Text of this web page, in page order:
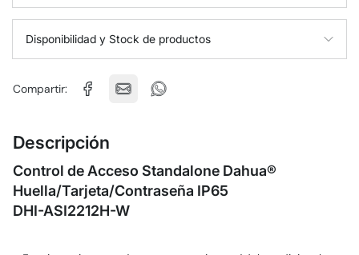
Disponibilidad y Stock de productos
Compartir:
Descripción
Control de Acceso Standalone Dahua®
Huella/Tarjeta/Contraseña IP65
DHI-ASI2212H-W